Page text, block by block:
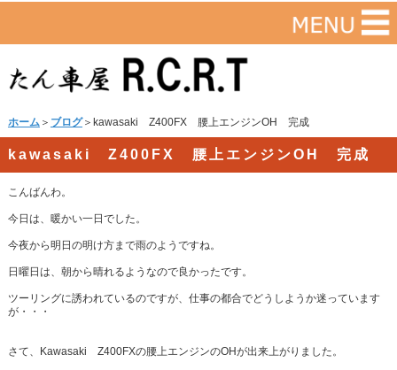
ホーム ＞ ブログ＞kawasaki Z400FX 腰上エンジンOH 完成
kawasaki Z400FX 腰上エンジンOH 完成
こんばんわ。
今日は、暖かい一日でした。
今夜から明日の明け方まで雨のようですね。
日曜日は、朝から晴れるようなので良かったです。
ツーリングに誘われているのですが、仕事の都合でどうしようか迷っています
が・・・
さて、Kawasaki Z400FXの腰上エンジンのOHが出来上がりました。